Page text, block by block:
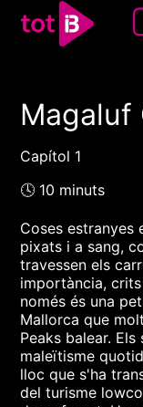
00:00
Magaluf
Capítol 1
🕓 10 minuts
Coses estranyes
pixats i a sang,
travessen els
importància,
només és una
Mallorca que
Peaks balear.
maleïtisme
lloc que s'ha
del turisme